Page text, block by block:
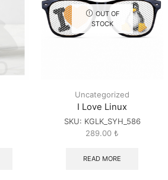
OUT OF
STOCK
Uncategorized
I Love Linux
SKU: KGLK_SYH_586
289.00 ₺
READ MORE